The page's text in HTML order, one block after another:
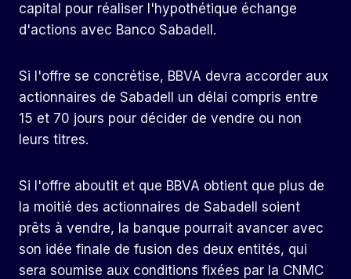
capital pour réaliser l'hypothétique échange
d'actions avec Banco Sabadell.
Si l'offre se concrétise, BBVA devra accorder aux
actionnaires de Sabadell un délai compris entre
15 et 70 jours pour décider de vendre ou non
leurs titres.
Si l'offre aboutit et que BBVA obtient que plus de
la moitié des actionnaires de Sabadell soient
prêts à vendre, la banque pourrait avancer avec
son idée finale de fusion des deux entités, qui
sera soumise aux conditions fixées par la CNMC